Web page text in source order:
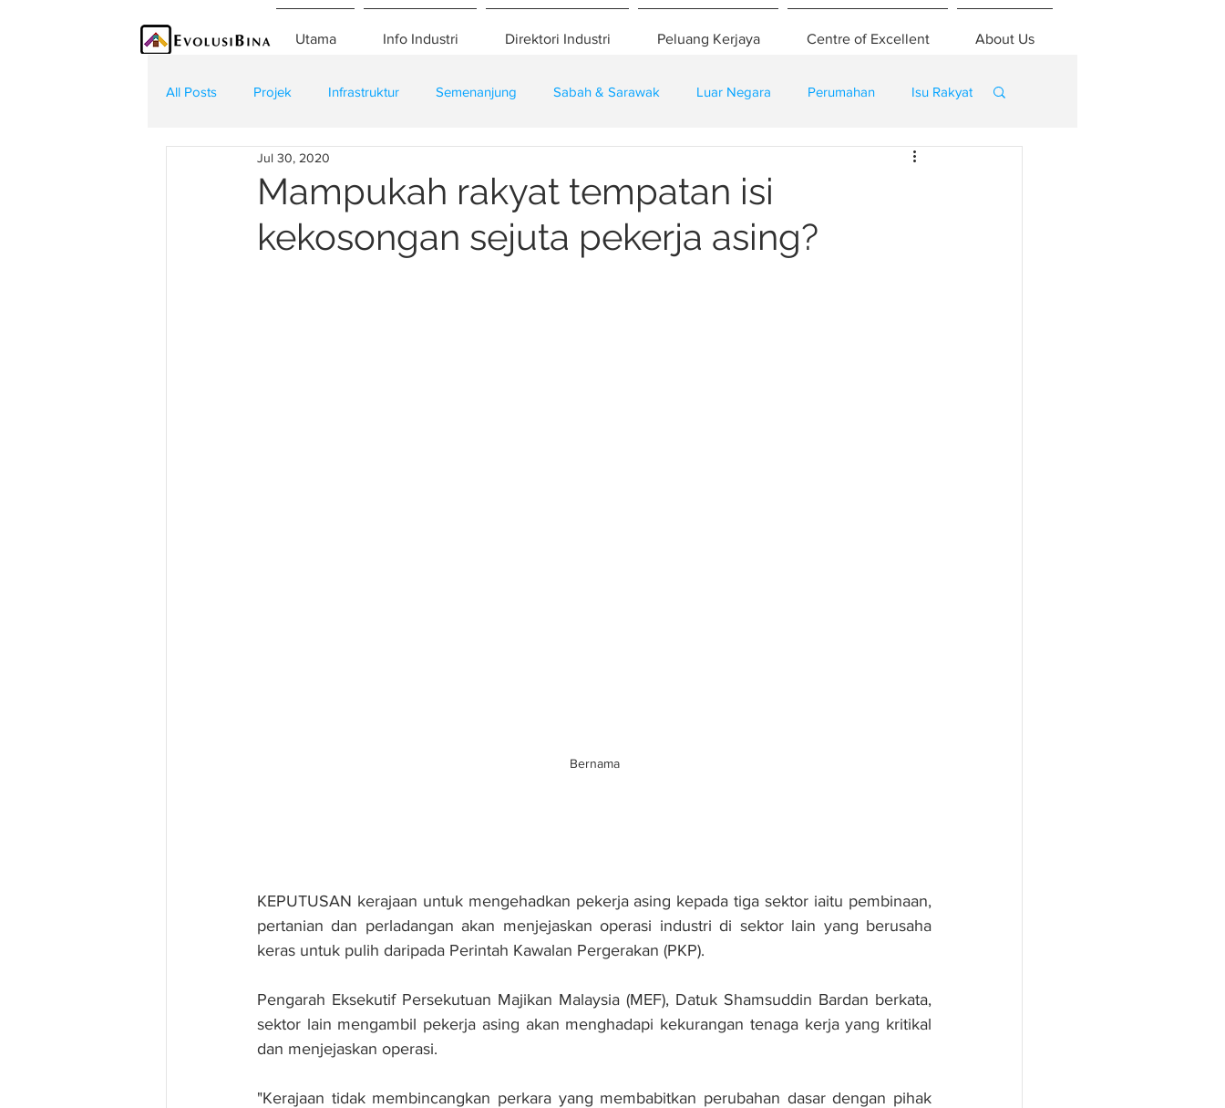
Utama Info Industri Direktori Industri Peluang Kerjaya Centre of Excellent About Us
All Posts Projek Infrastruktur Semenanjung Sabah & Sarawak Luar Negara Perumahan Isu Rakyat
Teknologi Kontraktor
Mampukah rakyat tempatan isi
kekosongan sejuta pekerja asing?
Jul 30, 2020
Bernama
KEPUTUSAN kerajaan untuk mengehadkan pekerja asing kepada tiga sektor iaitu pembinaan,
pertanian dan perladangan akan menjejaskan operasi industri di sektor lain yang berusaha
keras untuk pulih daripada Perintah Kawalan Pergerakan (PKP).
Pengarah Eksekutif Persekutuan Majikan Malaysia (MEF), Datuk Shamsuddin Bardan berkata,
sektor lain mengambil pekerja asing akan menghadapi kekurangan tenaga kerja yang kritikal
dan menjejaskan operasi.
"Kerajaan tidak membincangkan perkara yang membabitkan perubahan dasar dengan pihak